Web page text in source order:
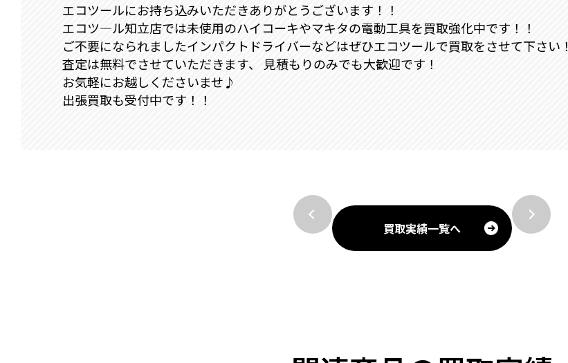
エコツールにお持ち込みいただきありがとうございます！！
エコツ―ル知立店では未使用のハイコーキやマキタの電動工具を買取強化中です！！
ご不要になられましたインパクトドライバーなどはぜひエコツールで買取をさせて下さい！
査定は無料でさせていただきます、 見積もりのみでも大歓迎です！
お気軽にお越しくださいませ♪
出張買取も受付中です！！
買取実績一覧へ